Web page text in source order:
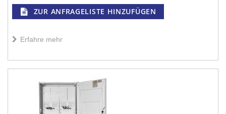
ZUR ANFRAGELISTE HINZUFÜGEN
Erfahre mehr